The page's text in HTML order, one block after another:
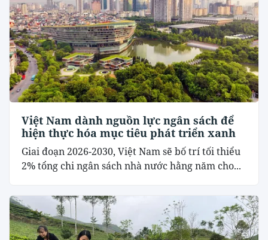
Việt Nam dành nguồn lực ngân sách để
hiện thực hóa mục tiêu phát triển xanh
Giai đoạn 2026-2030, Việt Nam sẽ bố trí tối thiểu
2% tổng chi ngân sách nhà nước hằng năm cho...